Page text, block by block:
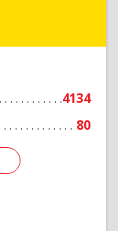
4134
80
Подробнее